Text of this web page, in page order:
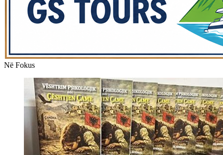
Në Fokus